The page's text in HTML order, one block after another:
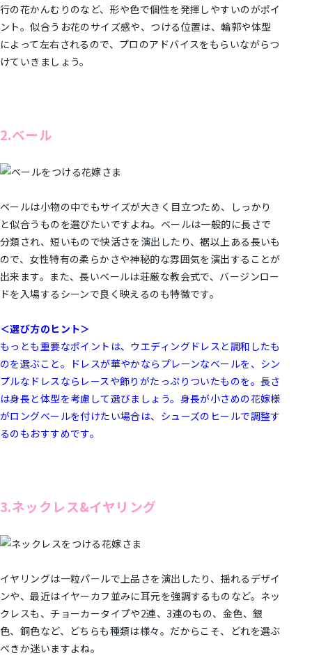
行の花かんむりのなど、形や色で個性を発揮しやすいのがポイ
ント。似合うお花のサイズ感や、つける位置は、輪郭や体型
によって左右されるので、プロのアドバイスをもらいながらつ
けていきましょう。
2.ベール
ベールは小物の中でもサイズが大きく目立つため、しっかり
と似合うものを選びたいですよね。ベールは一般的に長さで
分類され、短いもので快活さを演出したり、裾以上ある長いも
ので、女性特有の柔らかさや神秘的な雰囲気を演出することが
出来ます。また、長いベールは荘厳な教会式で、バージンロー
ドを入場するシーンで良く映えるのも特徴です。
＜選び方のヒント＞
もっとも重要なポイントは、ウエディングドレスと調和したも
のを選ぶこと。ドレスが華やかならプレーンなベールを、シン
プルなドレスならレースや飾りがたっぷりついたものを。長さ
は身長と体型を考慮して選びましょう。身長が小さめの花嫁様
がロングベールを付けたい場合は、シューズのヒールで調整す
るのもおすすめです。
3.ネックレス&イヤリング
イヤリングは一粒パールで上品さを演出したり、揺れるデザイ
ンや、最近はイヤーカフ並みに耳元を強調するものなど。ネッ
クレスも、チョーカータイプや2連、3連のもの、金色、銀
色、銅色など、どちらも種類は様々。だからこそ、どれを選ぶ
べきか迷いますよね。